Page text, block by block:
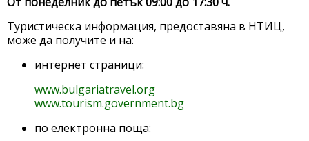
Туристическа информация, предоставяна в НТИЦ,
може да получите и на:
интернет страници:
www.bulgariatravel.org
www.tourism.government.bg
по електронна поща: